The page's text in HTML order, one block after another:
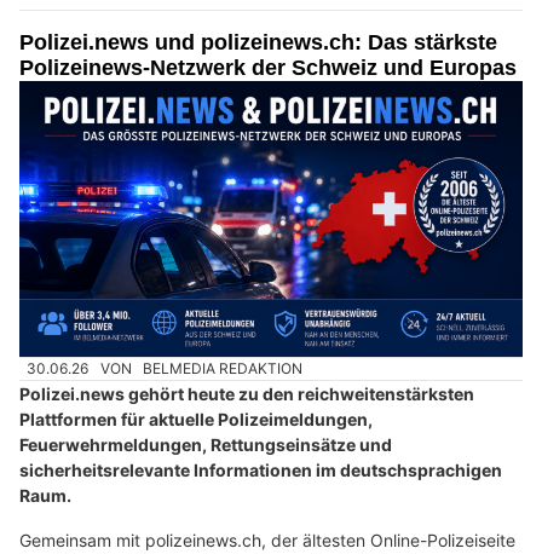
Polizei.news und polizeinews.ch: Das stärkste
Polizeinews-Netzwerk der Schweiz und Europas
30.06.26 VON BELMEDIA REDAKTION
Polizei.news gehört heute zu den reichweitenstärksten
Plattformen für aktuelle Polizeimeldungen,
Feuerwehrmeldungen, Rettungseinsätze und
sicherheitsrelevante Informationen im deutschsprachigen
Raum.
Gemeinsam mit polizeinews.ch, der ältesten Online-Polizeiseite